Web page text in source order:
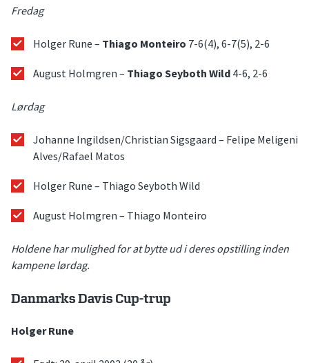
Fredag
Holger Rune – Thiago Monteiro 7-6(4), 6-7(5), 2-6
August Holmgren – Thiago Seyboth Wild 4-6, 2-6
Lørdag
Johanne Ingildsen/Christian Sigsgaard – Felipe Meligeni
Alves/Rafael Matos
Holger Rune – Thiago Seyboth Wild
August Holmgren – Thiago Monteiro
Holdene har mulighed for at bytte ud i deres opstilling inden
kampene lørdag.
Danmarks Davis Cup-trup
Holger Rune